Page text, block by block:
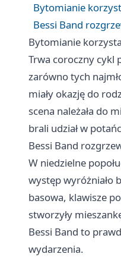
Bytomianie
Bessi Band
Bytomianie
Trwa coroczny cykl
zarówno tych
miały okazję do
scena należała do
brali udział w
Bessi Band
W niedzielne
występ wyróżniało
basowa, klawisze
stworzyły
Bessi Band to
wydarzenia.